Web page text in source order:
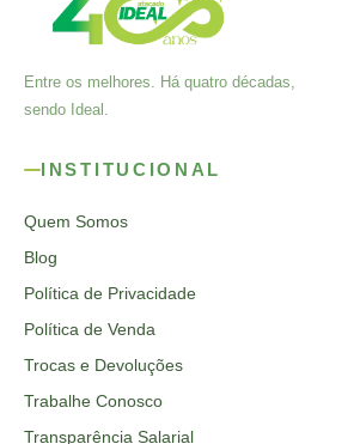
Entre os melhores. Há quatro décadas,
sendo Ideal.
INSTITUCIONAL
Quem Somos
Blog
Política de Privacidade
Política de Venda
Trocas e Devoluções
Trabalhe Conosco
Transparência Salarial